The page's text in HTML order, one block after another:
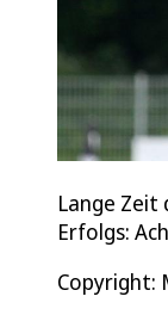
Lange Zeit
Erfolgs:
Copyright: